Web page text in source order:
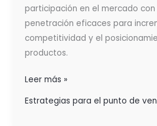
participación en el mercado
penetración eficaces para
competitividad y el
productos.
Leer más »
Estrategias para el punto de